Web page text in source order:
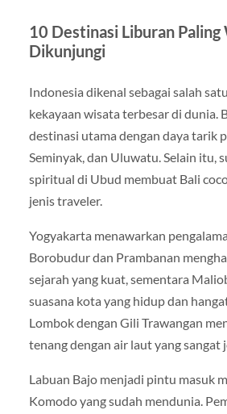
10 Destinasi Liburan Paling
Dikunjungi
Indonesia dikenal sebagai salah
kekayaan wisata terbesar di dunia.
destinasi utama dengan daya tarik
Seminyak, dan Uluwatu. Selain itu,
spiritual di Ubud membuat Bali
jenis traveler.
Yogyakarta menawarkan
Borobudur dan Prambanan
sejarah yang kuat, sementara
suasana kota yang hidup dan
Lombok dengan Gili Trawangan
tenang dengan air laut yang sangat
Labuan Bajo menjadi pintu masuk
Komodo yang sudah mendunia.